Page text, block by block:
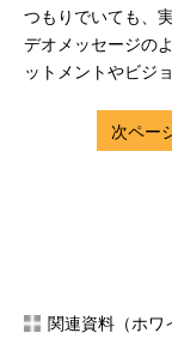
つもりでいても、
デオメッセージの
ットメントやビジ
関連資料（ホワ